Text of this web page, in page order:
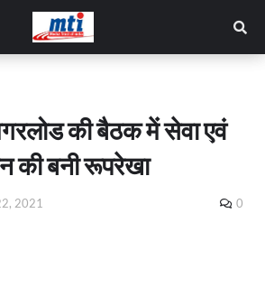
की बैठक में सेवा एवं
की बनी रूपरेखा
2021 0